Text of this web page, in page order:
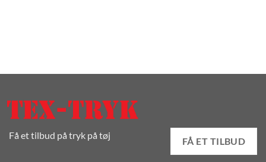
Få et tilbud på tryk på tøj
FÅ ET TILBUD